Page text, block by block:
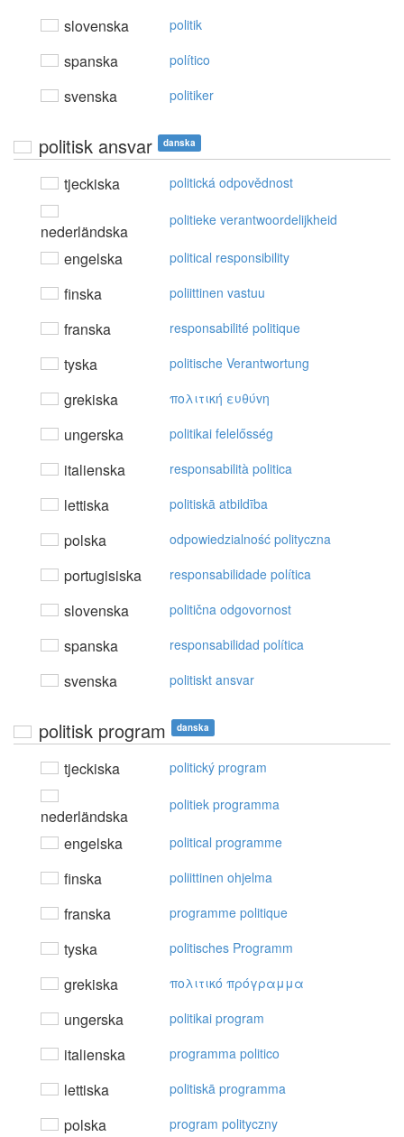
slovenska
politik
spanska político
svenska politiker
politisk ansvar danska
tjeckiska politická odpovědnost
nederländska
politieke verantwoordelijkheid
engelska political responsibility
finska poliittinen vastuu
franska responsabilité politique
tyska politische Verantwortung
grekiska πoλιτική ευθύvη
ungerska politikai felelősség
italienska responsabilità politica
lettiska politiskā atbildība
polska odpowiedzialność polityczna
portugisiska responsabilidade política
slovenska politična odgovornost
spanska responsabilidad política
svenska politiskt ansvar
politisk program danska
tjeckiska politický program
nederländska
politiek programma
engelska political programme
finska poliittinen ohjelma
franska programme politique
tyska politisches Programm
grekiska πoλιτικό πρόγραμμα
ungerska politikai program
italienska programma politico
lettiska politiskā programma
polska program polityczny